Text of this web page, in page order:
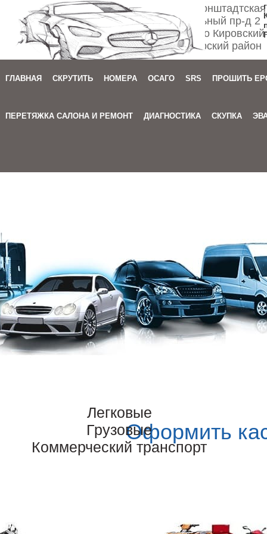
Спб ул.
Мебельный пр-д 2
м. Автово
Приморский район
ГЛАВНАЯ СКРУТИТЬ НОМЕРА ОСАГО SRS ПРОШИТЬ
ПЕРЕТЯЖКА САЛОНА И РЕМОНТ ДИАГНОСТИКА СКУПКА
Легковые
Грузовые
Коммерческий транспорт
Оформить